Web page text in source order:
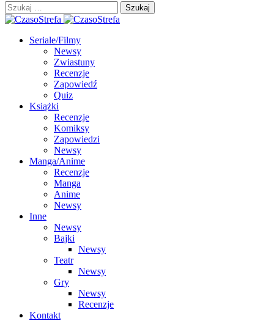
Szukaj:
Seriale/Filmy
Newsy
Zwiastuny
Recenzje
Zapowiedź
Quiz
Książki
Recenzje
Komiksy
Zapowiedzi
Newsy
Manga/Anime
Recenzje
Manga
Anime
Newsy
Inne
Newsy
Bajki
Newsy
Teatr
Newsy
Gry
Newsy
Recenzje
Kontakt